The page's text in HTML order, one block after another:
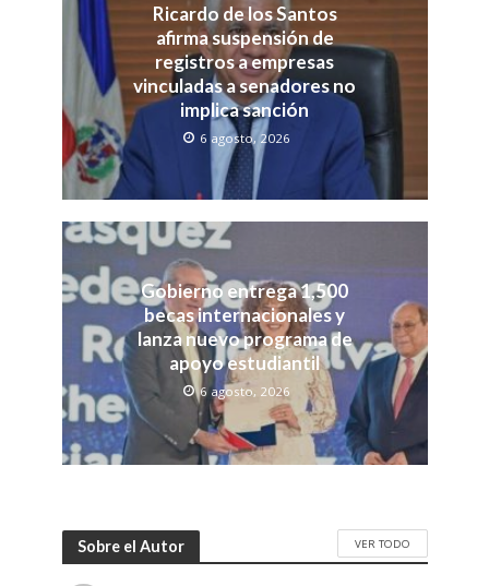
Ricardo de los Santos
afirma suspensión de
registros a empresas
vinculadas a senadores no
implica sanción
6 agosto, 2026
Gobierno entrega 1,500
becas internacionales y
lanza nuevo programa de
apoyo estudiantil
6 agosto, 2026
Sobre el Autor VER TODO